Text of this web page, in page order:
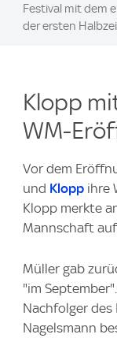
Festival mit dem
der ersten
Klopp
WM-
Vor dem
und Klopp ihre
Klopp merkte
Mannschaft
Müller gab
"im
Nachfolger
Nagelsmann